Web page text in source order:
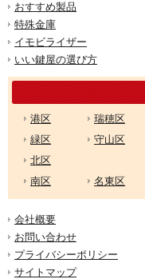
おすすめ製品
特殊金庫
イモビライザー
いい鍵屋の選び方
港区 瑞穂区
緑区
守山区
北区
南区
名東区
会社概要
お問い合わせ
プライバシーポリシー
サイトマップ